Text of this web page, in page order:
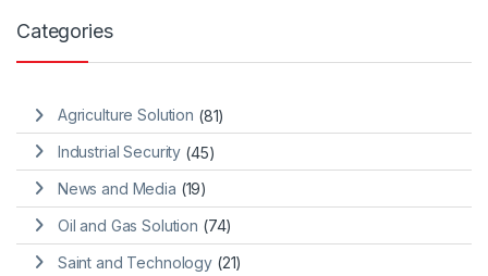
Categories
Agriculture Solution (81)
Industrial Security (45)
News and Media (19)
Oil and Gas Solution (74)
Saint and Technology (21)